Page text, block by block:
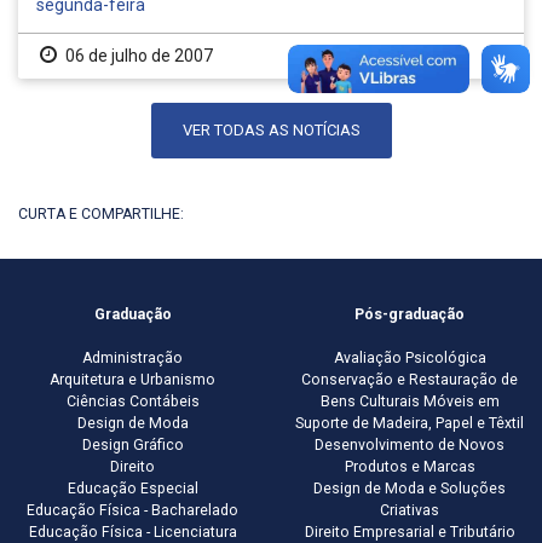
segunda-feira
06 de julho de 2007
VER TODAS AS NOTÍCIAS
CURTA E COMPARTILHE:
Graduação
Administração
Arquitetura e Urbanismo
Ciências Contábeis
Design de Moda
Design Gráfico
Direito
Educação Especial
Educação Física - Bacharelado
Educação Física - Licenciatura
Pós-graduação
Avaliação Psicológica
Conservação e Restauração de
Bens Culturais Móveis em
Suporte de Madeira, Papel e Têxtil
Desenvolvimento de Novos
Produtos e Marcas
Design de Moda e Soluções
Criativas
Direito Empresarial e Tributário